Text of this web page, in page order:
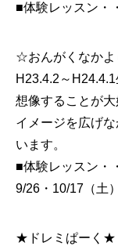
■体験レッスン・
☆おんがくなか
H23.4.2～
想像することが大
イメージを広げ
います。
■体験レッスン・
9/26・10/17（土
★ドレミぱーく★